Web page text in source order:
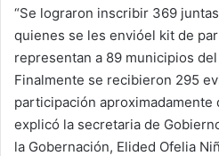
“Se lograron inscribir 369
quienes se les envióel kit de
representan a 89 municipios
Finalmente se recibieron 295
participación aproximadamente
explicó la secretaria de
la Gobernación, Elided Ofelia